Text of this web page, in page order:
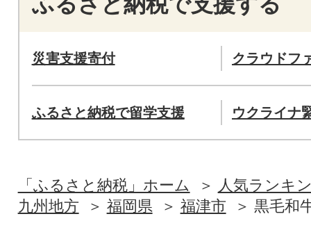
災害支援寄付 クラウドフ
ふるさと納税で留学支援 ウクライナ
「ふるさと納税」ホーム
人気ランキ
九州地方
福岡県 福津市 黒毛和